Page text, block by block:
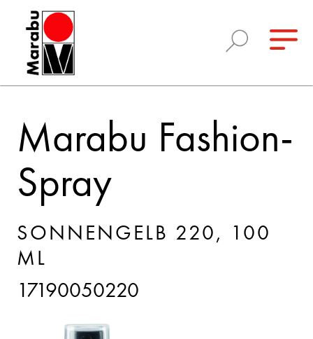
Marabu Fashion-
Spray
SONNENGELB 220, 100
ML
17190050220